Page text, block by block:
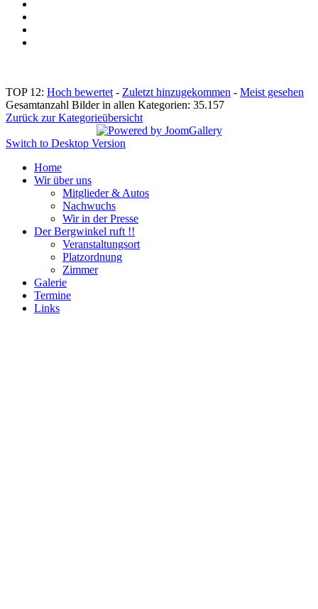
TOP 12: Hoch bewertet - Zuletzt hinzugekommen - Meist gesehen
Gesamtanzahl Bilder in allen Kategorien: 35.157
Zurück zur Kategorieübersicht
Switch to Desktop Version
Home
Wir über uns
Mitglieder & Autos
Nachwuchs
Wir in der Presse
Der Bergwinkel ruft !!
Veranstaltungsort
Platzordnung
Zimmer
Galerie
Termine
Links